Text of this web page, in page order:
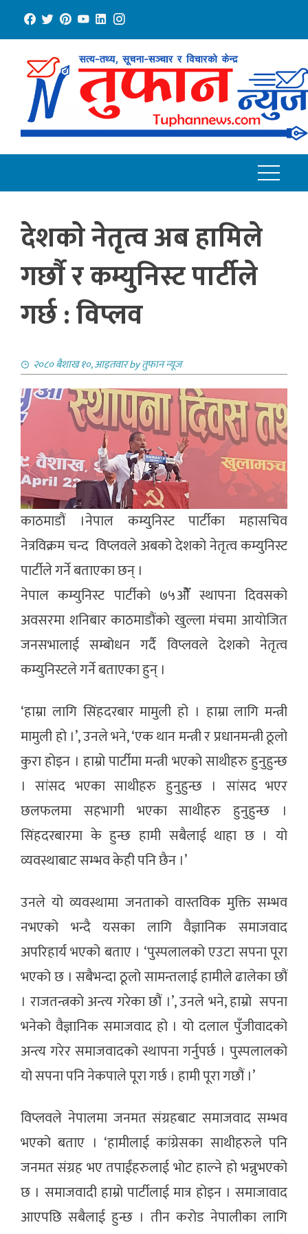
content
देशकाे नेतृत्व अब हामिले
गर्छाै र कम्युनिस्ट पार्टीले
गर्छ : विप्लव
२०८० बैशाख १०, आइतवारbyतुफान न्यूज
काठमाडौं ।नेपाल कम्युनिस्ट पार्टीका महासचिव
नेत्रविक्रम चन्द विप्लवले अबको देशको नेतृत्व कम्युनिस्ट
पार्टीले गर्ने बताएका छन् ।
नेपाल कम्युनिस्ट पार्टीकाे ७५ओैँ स्थापना दिवसको
अवसरमा शनिबार काठमाडौंकाे खुल्ला मंचमा आयाेजित
जनसभालाई सम्बोधन गर्दै विप्लवले देशको नेतृत्व
कम्युनिस्टले गर्ने बताएका हुन् ।
‘हाम्रा लागि सिंहदरबार मामुली हो । हाम्रा लागि मन्त्री
मामुली हो ।’, उनले भने, ‘एक थान मन्त्री र प्रधानमन्त्री ठूलो
कुरा होइन । हाम्रो पार्टीमा मन्त्री भएको साथीहरु हुनुहुन्छ
। सांसद भएका साथीहरु हुनुहुन्छ । सांसद भएर
छलफलमा सहभागी भएका साथीहरु हुनुहुन्छ ।
सिंहदरबारमा के हुन्छ हामी सबैलाई थाहा छ । यो
व्यवस्थाबाट सम्भव केही पनि छैन ।’
उनले यो व्यवस्थामा जनताको वास्तविक मुक्ति सम्भव
नभएको भन्दै यसका लागि वैज्ञानिक समाजवाद
अपरिहार्य भएको बताए । ‘पुस्पलालको एउटा सपना पूरा
भएको छ । सबैभन्दा ठूलो सामन्तलाई हामीले ढालेका छौं
। राजतन्त्रको अन्त्य गरेका छौं ।’, उनले भने, हाम्रो सपना
भनेको वैज्ञानिक समाजवाद हो । यो दलाल पुँजीवादको
अन्त्य गरेर समाजवादको स्थापना गर्नुपर्छ । पुस्पलालको
यो सपना पनि नेकपाले पूरा गर्छ । हामी पूरा गछौं ।’
विप्लवले नेपालमा जनमत संग्रहबाट समाजवाद सम्भव
भएको बताए । ‘हामीलाई कांग्रेसका साथीहरुले पनि
जनमत संग्रह भए तपाईंहरुलाई भोट हाल्ने हो भन्नुभएको
छ । समाजवादी हाम्रो पार्टीलाई मात्र होइन । समाजावाद
आएपछि सबैलाई हुन्छ । तीन करोड नेपालीका लागि